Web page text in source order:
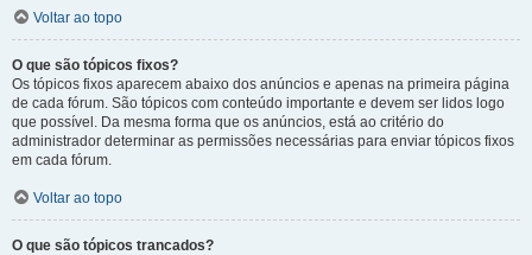
Voltar ao topo
O que são tópicos fixos?
Os tópicos fixos aparecem abaixo dos anúncios e apenas na primeira página
de cada fórum. São tópicos com conteúdo importante e devem ser lidos logo
que possível. Da mesma forma que os anúncios, está ao critério do
administrador determinar as permissões necessárias para enviar tópicos fixos
em cada fórum.
Voltar ao topo
O que são tópicos trancados?